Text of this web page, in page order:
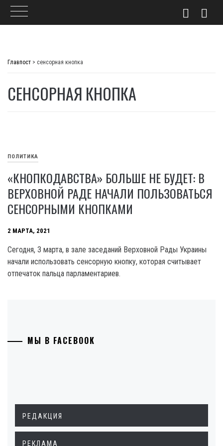
Главпост > сенсорная кнопка
СЕНСОРНАЯ КНОПКА
ПОЛИТИКА
«КНОПКОДАВСТВА» БОЛЬШЕ НЕ БУДЕТ: В
ВЕРХОВНОЙ РАДЕ НАЧАЛИ ПОЛЬЗОВАТЬСЯ
СЕНСОРНЫМИ КНОПКАМИ
2 МАРТА, 2021
Сегодня, 3 марта, в зале заседаний Верховной Рады Украины
начали использовать сенсорную кнопку, которая считывает
отпечаток пальца парламентариев.
МЫ В FACEBOOK
РЕДАКЦИЯ
РЕКЛАМА